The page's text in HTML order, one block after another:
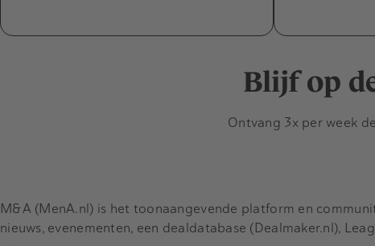
Blijf op
Ontvang 3x per week
M&A (MenA.nl) is het toonaangevende platform en
nieuws, evenementen, een dealdatabase (Dealmaker.nl),